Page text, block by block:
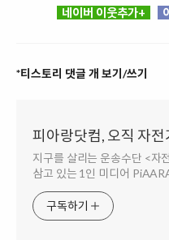
네이버 이웃추가+
*티스토리 댓글 개 보기/쓰기
피아랑닷컴, 오직 자전
지구를 살리는 운송수단 <자
삼고 있는 1인 미디어
구독하기